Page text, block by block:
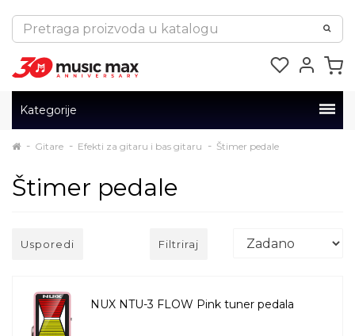
Kategorije
Gitare Efekti za gitaru i bas gitaru Štimer pedale
Štimer pedale
Usporedi Filtriraj
NUX NTU-3 FLOW Pink tuner pedala